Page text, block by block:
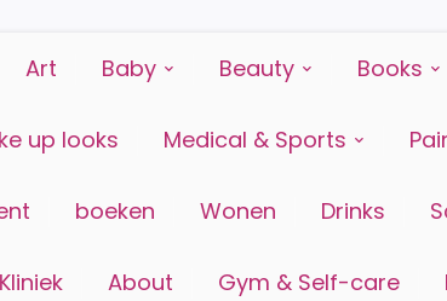
Art Baby Beauty Books
up looks Medical & Sports
boeken Wonen Drinks
About Gym & Self-care